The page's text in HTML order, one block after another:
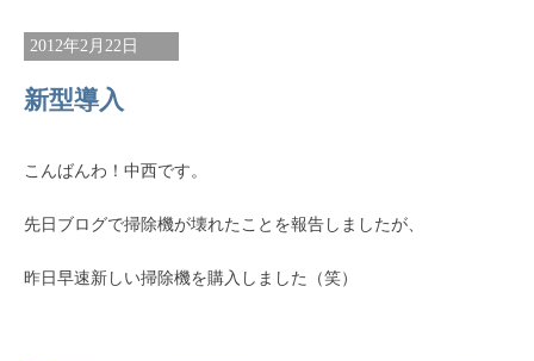
2012年2月22日
新型導入
こんばんわ！中西です。
先日ブログで掃除機が壊れたことを報告しましたが、
昨日早速新しい掃除機を購入しました（笑）